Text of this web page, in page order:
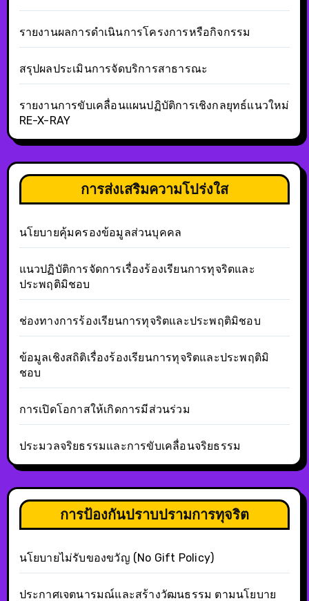
รายงานผลการดำเนินการโครงการหรือกิจกรรม
สรุปผลประเมินการจัดบริการสาธารณะ
รายงานการขับเคลื่อนแผนปฏิบัติการเชิงกลยุทธ์แนวใหม่
RE-X-RAY
การส่งเสริมความโปร่งใส
นโยบายคุ้มครองข้อมูลส่วนบุคคล
แนวปฏิบัติการจัดการเรื่องร้องเรียนการทุจริตและ
ประพฤติมิชอบ
ช่องทางการร้องเรียนการทุจริตและประพฤติมิชอบ
ข้อมูลเชิงสถิติเรื่องร้องเรียนการทุจริตและประพฤติมิ
ชอบ
การเปิดโอกาสให้เกิดการมีส่วนร่วม
ประมวลจริยธรรมและการขับเคลื่อนจริยธรรม
การป้องกันปราบปรามการทุจริต
นโยบายไม่รับของขวัญ (No Gift Policy)
ประกาศเจตนารมณ์และสร้างวัฒนธรรม ตามนโยบาย